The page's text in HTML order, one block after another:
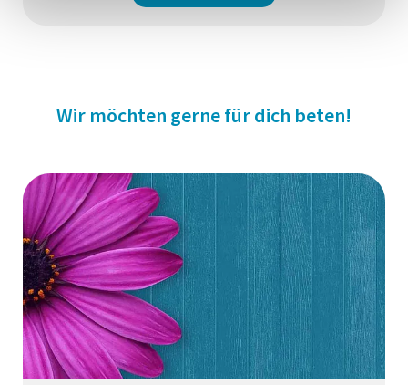
Wir möchten gerne für dich beten!